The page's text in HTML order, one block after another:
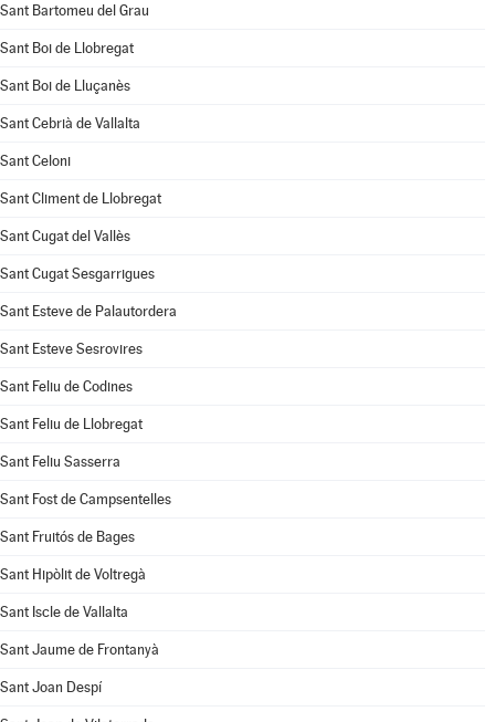
Sant Bartomeu del Grau
Sant Boi de Llobregat
Sant Boi de Lluçanès
Sant Cebrià de Vallalta
Sant Celoni
Sant Climent de Llobregat
Sant Cugat del Vallès
Sant Cugat Sesgarrigues
Sant Esteve de Palautordera
Sant Esteve Sesrovires
Sant Feliu de Codines
Sant Feliu de Llobregat
Sant Feliu Sasserra
Sant Fost de Campsentelles
Sant Fruitós de Bages
Sant Hipòlit de Voltregà
Sant Iscle de Vallalta
Sant Jaume de Frontanyà
Sant Joan Despí